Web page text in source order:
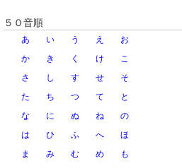
５０音順
あ い う え
お
か
き く け
こ
さ
し す せ
そ
た
ち つ て
と
な
に ぬ ね
の
は
ひ ふ へ
ほ
ま
み む め も